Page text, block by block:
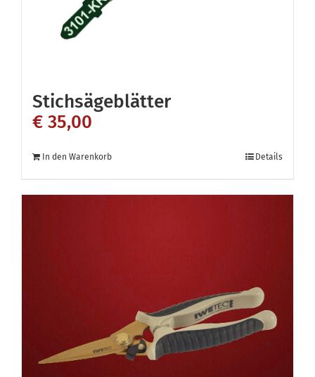
Stichsägeblätter
€ 35,00
In den Warenkorb Details